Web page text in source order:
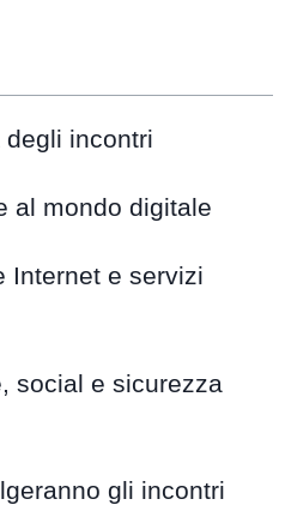
degli incontri
al mondo digitale
Internet e servizi
social e sicurezza
gli incontri